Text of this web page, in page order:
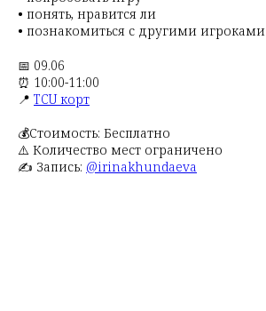
• понять, нравится ли
• познакомиться с другими игроками
📅 09.06
⏰ 10:00-11:00
📍 TCU корт
💰Стоимость: Бесплатно
⚠️ Количество мест ограничено
✍️ Запись: @irinakhundaeva